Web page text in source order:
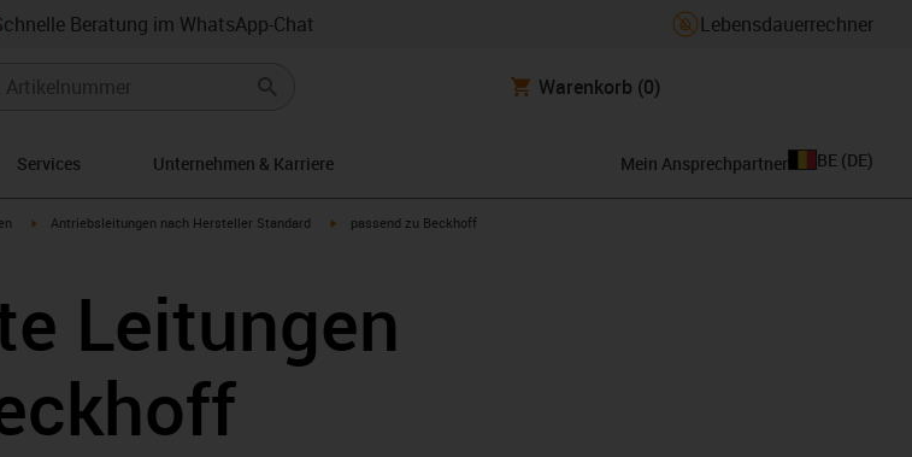
Beratung im WhatsApp-Chat Lebensdauerrechner
Warenkorb (0)
Services Unternehmen & Karriere Mein Ansprechpartner BE (DE)
igus-icon-arrow-right
Antriebsleitungen nach Hersteller Standard igus-icon-arrow-right
passend zu Beckhoff
Leitungen